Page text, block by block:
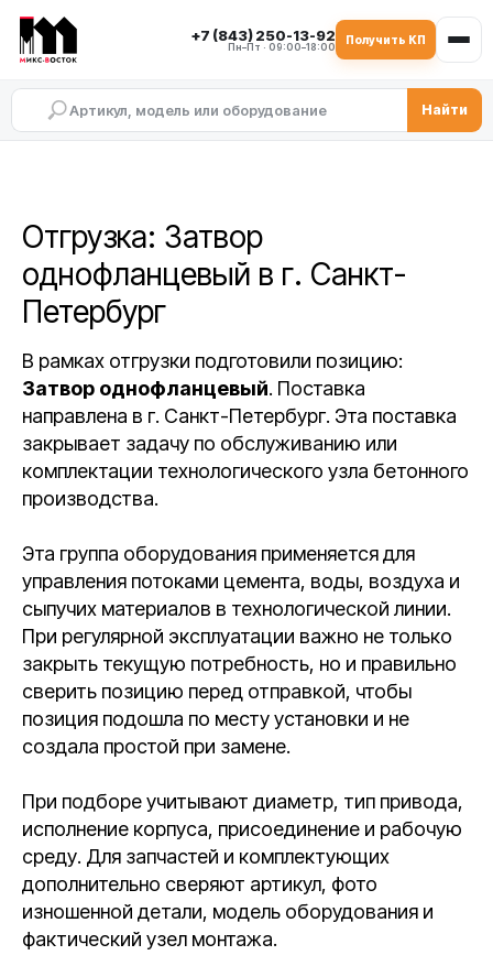
+7 (843) 250-13-92
Пн–Пт · 09:00–18:00
Получить КП
Найти
Отгрузка: Затвор
однофланцевый в г. Санкт-
Петербург
В рамках отгрузки подготовили позицию:
Затвор однофланцевый. Поставка
направлена в г. Санкт-Петербург. Эта поставка
закрывает задачу по обслуживанию или
комплектации технологического узла бетонного
производства.
Эта группа оборудования применяется для
управления потоками цемента, воды, воздуха и
сыпучих материалов в технологической линии.
При регулярной эксплуатации важно не только
закрыть текущую потребность, но и правильно
сверить позицию перед отправкой, чтобы
позиция подошла по месту установки и не
создала простой при замене.
При подборе учитывают диаметр, тип привода,
исполнение корпуса, присоединение и рабочую
среду. Для запчастей и комплектующих
дополнительно сверяют артикул, фото
изношенной детали, модель оборудования и
фактический узел монтажа.